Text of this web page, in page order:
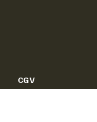
CGV